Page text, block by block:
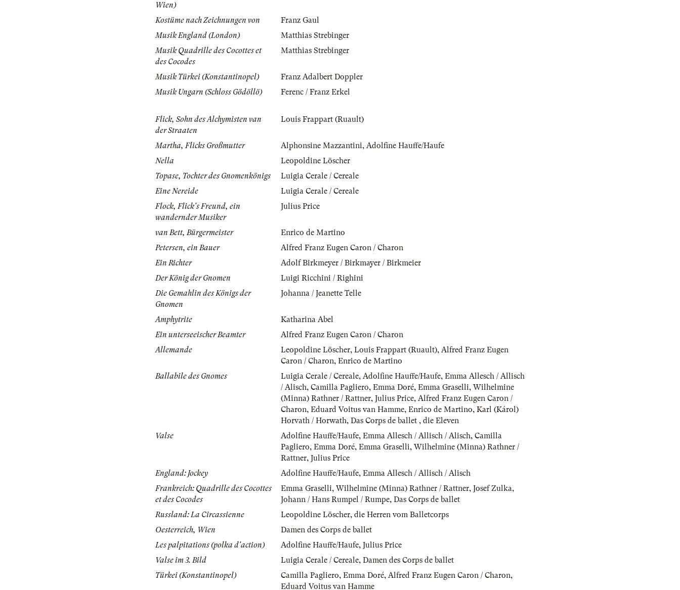
Wien)
Kostüme nach Zeichnungen von
Franz Gaul
Musik England (London)
Matthias Strebinger
Musik Quadrille des Cocottes et
des Cocodes
Matthias Strebinger
Musik Türkei (Konstantinopel)
Franz Adalbert Doppler
Musik Ungarn (Schloss Gödöllö)
Ferenc / Franz Erkel
Flick, Sohn des Alchymisten van
der Straaten
Louis Frappart (Ruault)
Martha, Flicks Großmutter Alphonsine Mazzantini, Adolfine Hauffe/Haufe
Nella
Leopoldine Löscher
Topase, Tochter des Gnomenkönigs
Luigia Cerale / Cereale
Eine Nereide
Luigia Cerale / Cereale
Flock, Flick's Freund, ein
wandernder Musiker
Julius Price
van Bett, Bürgermeister
Enrico de Martino
Petersen, ein Bauer
Alfred Franz Eugen Caron / Charon
Ein Richter
Adolf Birkmeyer / Birkmayer / Birkmeier
Der König der Gnomen
Luigi Ricchini / Righini
Die Gemahlin des Königs der
Gnomen
Johanna / Jeanette Telle
Amphytrite
Katharina Abel
Ein unterseeischer Beamter
Alfred Franz Eugen Caron / Charon
Allemande
Leopoldine Löscher, Louis Frappart (Ruault), Alfred Franz Eugen
Caron / Charon, Enrico de Martino
Ballabile des Gnomes
Luigia Cerale / Cereale, Adolfine Hauffe/Haufe, Emma Allesch / Allisch
/ Alisch, Camilla Pagliero, Emma Doré, Emma Graselli, Wilhelmine
(Minna) Rathner / Rattner, Julius Price, Alfred Franz Eugen Caron /
Charon, Eduard Voitus van Hamme, Enrico de Martino, Karl (Károl)
Horvath / Horwath, Das Corps de ballet , die Eleven
Valse
Adolfine Hauffe/Haufe, Emma Allesch / Allisch / Alisch, Camilla
Pagliero, Emma Doré, Emma Graselli, Wilhelmine (Minna) Rathner /
Rattner, Julius Price
England: Jockey
Adolfine Hauffe/Haufe, Emma Allesch / Allisch / Alisch
Frankreich: Quadrille des Cocottes
et des Cocodes
Emma Graselli, Wilhelmine (Minna) Rathner / Rattner, Josef Zulka,
Johann / Hans Rumpel / Rumpe, Das Corps de ballet
Russland: La Circassienne
Leopoldine Löscher, die Herren vom Balletcorps
Oesterreich, Wien
Damen des Corps de ballet
Les palpitations (polka d'action)
Adolfine Hauffe/Haufe, Julius Price
Valse im 3. Bild
Luigia Cerale / Cereale, Damen des Corps de ballet
Türkei (Konstantinopel)
Camilla Pagliero, Emma Doré, Alfred Franz Eugen Caron / Charon,
Eduard Voitus van Hamme